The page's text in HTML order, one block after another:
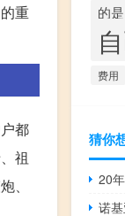
重
都
祖
、
的是
费用
猜你
20
诺